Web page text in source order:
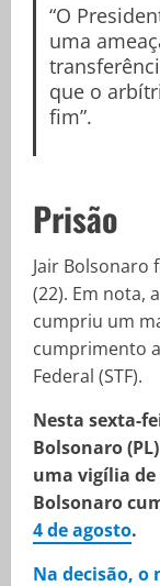
“O
uma
que o
fim”.
Prisão
Jair Bolsonaro
(22). Em nota,
cumpriu um
cumprimento
Federal (STF).
Nesta sexta-
Bolsonaro
uma vigília de
Bolsonaro
4 de agosto.
Na decisão, o